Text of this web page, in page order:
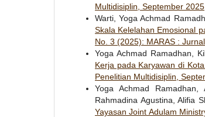
Multidisiplin, September 2025
Warti, Yoga Achmad
Skala Kelelahan Emosional
No. 3 (2025): MARAS :
Yoga Achmad Ramadhan,
Kerja pada Karyawan di
Penelitian Multidisiplin,
Yoga Achmad
Rahmadina Agustina, Alifia
Yayasan Joint Adulam